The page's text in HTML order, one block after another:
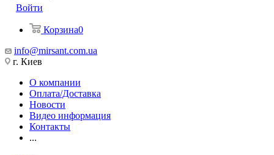
Войти
Корзина0
info@mirsant.com.ua
г. Киев
О компании
Оплата/Доставка
Новости
Видео информация
Контакты
...